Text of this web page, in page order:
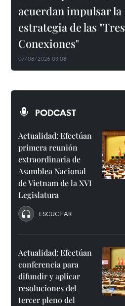
acuerdan impulsar la
estrategia de las "Tres
Conexiones"
07/08/2026 03:08
PODCAST
Actualidad: Efectúan
primera reunión
extraordinaria de
Asamblea Nacional
de Vietnam de la XVI
Legislatura
ESCUCHAR
Actualidad: Efectúan
conferencia para
difundir y aplicar
resoluciones del
tercer pleno del